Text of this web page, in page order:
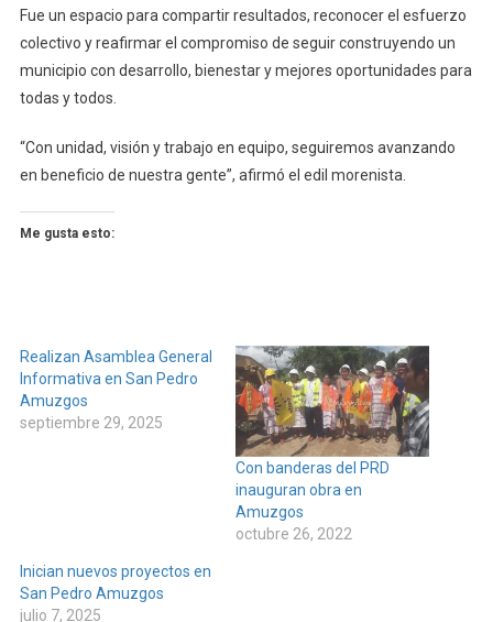
Fue un espacio para compartir resultados, reconocer el esfuerzo
colectivo y reafirmar el compromiso de seguir construyendo un
municipio con desarrollo, bienestar y mejores oportunidades para
todas y todos.
“Con unidad, visión y trabajo en equipo, seguiremos avanzando
en beneficio de nuestra gente”, afirmó el edil morenista.
Me gusta esto:
Realizan Asamblea General
Informativa en San Pedro
Amuzgos
septiembre 29, 2025
Con banderas del PRD
inauguran obra en
Amuzgos
octubre 26, 2022
Inician nuevos proyectos en
San Pedro Amuzgos
julio 7, 2025